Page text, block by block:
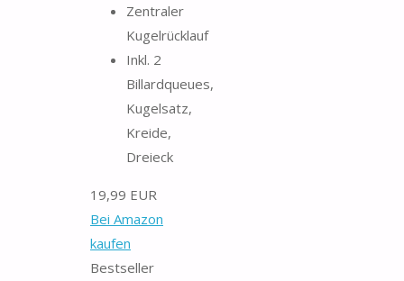
Zentraler
Kugelrücklauf
Inkl. 2
Billardqueues,
Kugelsatz,
Kreide,
Dreieck
19,99 EUR
Bei Amazon
kaufen
Bestseller